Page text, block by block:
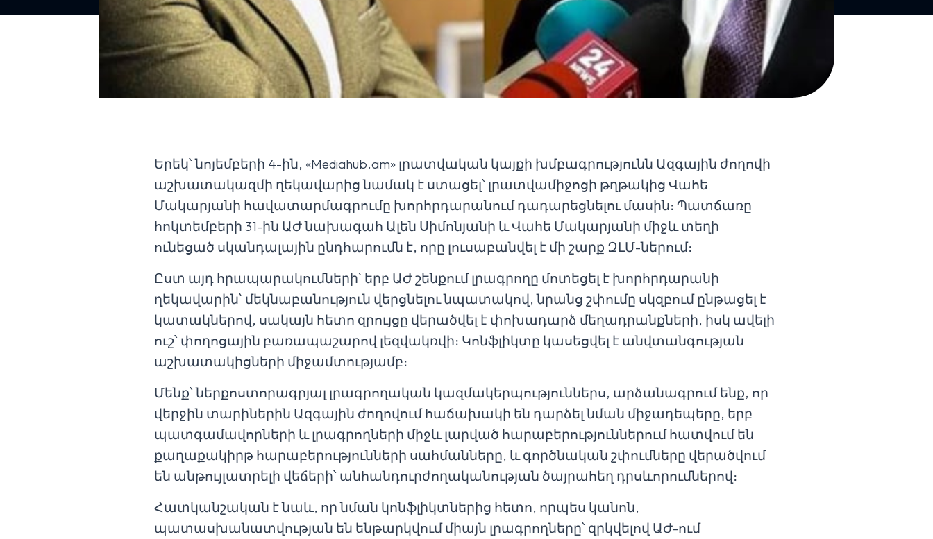
Երեկ՝ նոյեմբերի 4-ին, «Mediahub.am» լրատվական կայքի խմբագրությունն Ազգային ժողովի
աշխատակազմի ղեկավարից նամակ է ստացել՝ լրատվամիջոցի թղթակից Վահե
Մակարյանի հավատարմագրումը խորհրդարանում դադարեցնելու մասին։ Պատճառը
հոկտեմբերի 31-ին ԱԺ նախագահ Ալեն Սիմոնյանի և Վահե Մակարյանի միջև տեղի
ունեցած սկանդալային ընդհարումն է, որը լուսաբանվել է մի շարք ԶԼՄ-ներում։
Ըստ այդ հրապարակումների՝ երբ ԱԺ շենքում լրագրողը մոտեցել է խորհրդարանի
ղեկավարին՝ մեկնաբանություն վերցնելու նպատակով, նրանց շփումը սկզբում ընթացել է
կատակներով, սակայն հետո զրույցը վերածվել է փոխադարձ մեղադրանքների, իսկ ավելի
ուշ՝ փողոցային բառապաշարով լեզվակռվի։ Կոնֆլիկտը կասեցվել է անվտանգության
աշխատակիցների միջամտությամբ։
Մենք՝ ներքոստորագրյալ լրագրողական կազմակերպություններս, արձանագրում ենք, որ
վերջին տարիներին Ազգային ժողովում հաճախակի են դարձել նման միջադեպերը, երբ
պատգամավորների և լրագրողների միջև լարված հարաբերություններում հատվում են
քաղաքակիրթ հարաբերությունների սահմանները, և գործնական շփումները վերածվում
են անթույլատրելի վեճերի՝ անհանդուրժողականության ծայրահեղ դրսևորումներով։
Հատկանշական է նաև, որ նման կոնֆլիկտներից հետո, որպես կանոն,
պատասխանատվության են ենթարկվում միայն լրագրողները՝ զրկվելով ԱԺ-ում